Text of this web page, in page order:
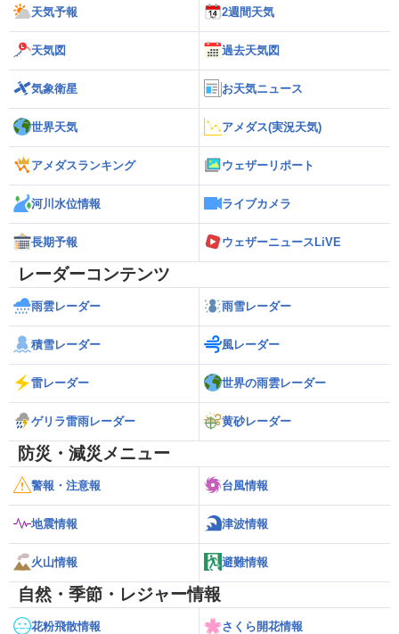
天気予報 2週間天気
天気図 過去天気図
気象衛星 お天気ニュース
世界天気 アメダス(実況天気)
アメダスランキング ウェザーリポート
河川水位情報 ライブカメラ
長期予報 ウェザーニュースLiVE
レーダーコンテンツ
雨雲レーダー 雨雪レーダー
積雪レーダー 風レーダー
雷レーダー 世界の雨雲レーダー
ゲリラ雷雨レーダー 黄砂レーダー
防災・減災メニュー
警報・注意報 台風情報
地震情報 津波情報
火山情報 避難情報
自然・季節・レジャー情報
花粉飛散情報 さくら開花情報